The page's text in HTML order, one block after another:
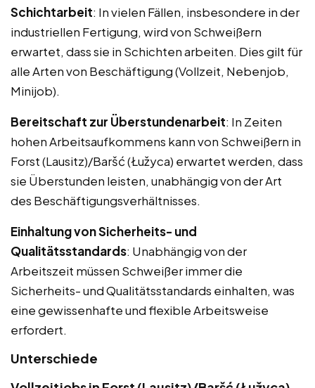
Schichtarbeit: In vielen Fällen, insbesondere in der
industriellen Fertigung, wird von Schweißern
erwartet, dass sie in Schichten arbeiten. Dies gilt für
alle Arten von Beschäftigung (Vollzeit, Nebenjob,
Minijob).
Bereitschaft zur Überstundenarbeit: In Zeiten
hohen Arbeitsaufkommens kann von Schweißern in
Forst (Lausitz)/Baršć (Łužyca) erwartet werden, dass
sie Überstunden leisten, unabhängig von der Art
des Beschäftigungsverhältnisses.
Einhaltung von Sicherheits- und
Qualitätsstandards: Unabhängig von der
Arbeitszeit müssen Schweißer immer die
Sicherheits- und Qualitätsstandards einhalten, was
eine gewissenhafte und flexible Arbeitsweise
erfordert.
Unterschiede